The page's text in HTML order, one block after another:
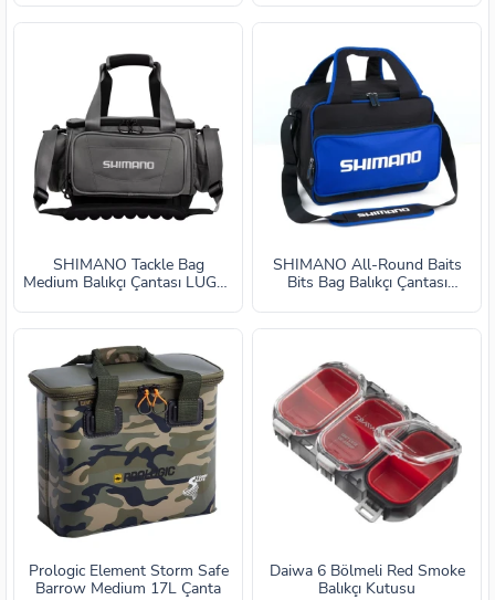
SHIMANO Tackle Bag
Medium Balıkçı Çantası LUGC-
SHIMANO All-Round Baits
Bits Bag Balıkçı Çantası
Prologic Element Storm Safe
Barrow Medium 17L Çanta
Daiwa 6 Bölmeli Red Smoke
Balıkçı Kutusu